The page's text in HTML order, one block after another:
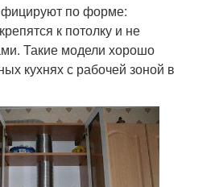
по форме:
к потолку и не
Такие модели хорошо
кухнях с рабочей зоной в